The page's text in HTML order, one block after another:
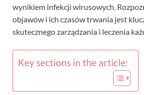
wynikiem infekcji wirusowych.
objawów i ich czasów trwania jest
skutecznego zarządzania i leczenia
Key sections in the article: